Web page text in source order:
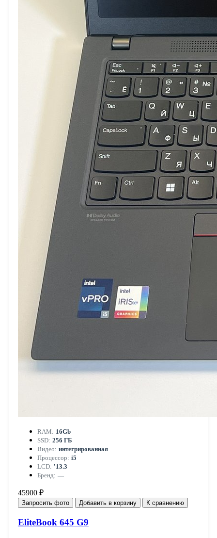
RAM: 16Gb
SSD: 256 ГБ
Видео: интегрированная
Процессор: i5
LCD: '13.3
Бренд: —
45900 ₽
Запросить фото Добавить в корзину К сравнению
EliteBook 645 G9